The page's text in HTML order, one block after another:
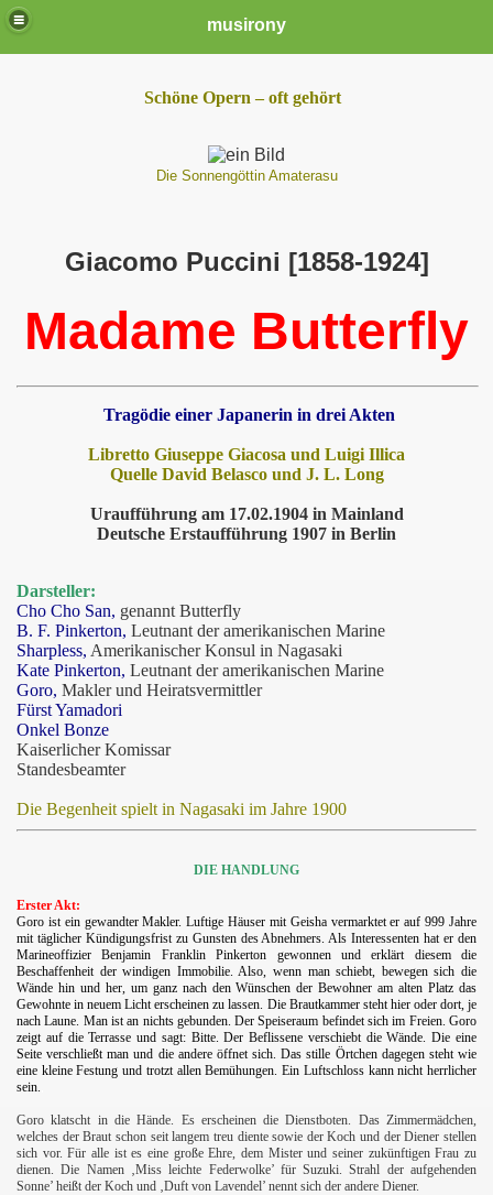
musirony
Schöne Opern – oft gehört
Die Sonnengöttin Amaterasu
Giacomo Puccini [1858-1924]
Madame Butterfly
Tragödie einer Japanerin in drei Akten
Libretto Giuseppe Giacosa und Luigi Illica
Quelle David Belasco und J. L. Long
Uraufführung am 17.02.1904 in Mainland
Deutsche Erstaufführung 1907 in Berlin
Darsteller:
Cho Cho San, genannt Butterfly
B. F. Pinkerton, Leutnant der amerikanischen Marine
Sharpless, Amerikanischer Konsul in Nagasaki
Kate Pinkerton, Leutnant der amerikanischen Marine
Goro, Makler und Heiratsvermittler
Fürst Yamadori
Onkel Bonze
Kaiserlicher Komissar
Standesbeamter
Die Begenheit spielt in Nagasaki im Jahre 1900
DIE HANDLUNG
Erster Akt:
Goro ist ein gewandter Makler. Luftige Häuser mit Geisha vermarkteter auf 999 Jahre
mit täglicher Kündigungsfrist zu Gunsten des Abnehmers. Als Interessenten hat er den
Marineoffizier Benjamin Franklin Pinkerton gewonnen und erklärt diesem die
Beschaffenheit der windigen Immobilie. Also, wenn manschiebt, bewegen sich die
Wände hin und her, um ganz nach den Wünschen der Bewohner am alten Platz das
Gewohnte in neuem Licht erscheinen zu lassen. Die Brautkammer steht hier oder dort, je
nach Laune. Man ist an nichts gebunden. Der Speiseraum befindet sich im Freien. Goro
zeigt auf die Terrasse und sagt: Bitte. Der Beflissene verschiebt die Wände. Die eine
Seite verschließt man und die andere öffnet sich. Das stille Örtchen dagegen steht wie
eine kleine Festung und trotzt allen Bemühungen. Ein Luftschloss kann nicht herrlicher
sein.
Goro klatscht in die Hände. Es erscheinen die Dienstboten. Das Zimmermädchen,
welches der Braut schon seit langem treu diente sowie der Koch und der Diener stellen
sich vor. Für alle ist es eine große Ehre, dem Mister und seiner zukünftigen Frau zu
dienen. Die Namen ‚Miss leichte Federwolke’ für Suzuki. Strahl der aufgehenden
Sonne’ heißt der Koch und ‚Duft von Lavendel’ nennt sich der andere Diener.